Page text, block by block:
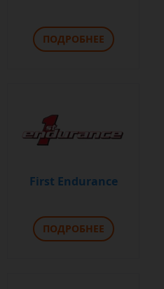
ПОДРОБНЕЕ
First Endurance
ПОДРОБНЕЕ